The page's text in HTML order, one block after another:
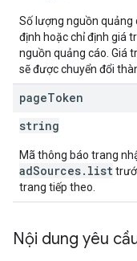
Số lượng nguồn quảng
định hoặc chỉ định giá
nguồn quảng cáo. Giá
sẽ được chuyển đổi
pageToken
string
Mã thông báo trang
adSources.list
trang tiếp theo.
Nội dung yêu